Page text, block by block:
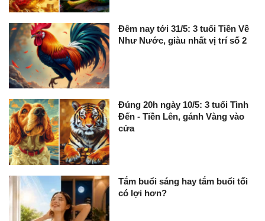
Đêm nay tới 31/5: 3 tuổi Tiền Về
Như Nước, giàu nhất vị trí số 2
Đúng 20h ngày 10/5: 3 tuổi Tình
Đến - Tiền Lên, gánh Vàng vào
cửa
Tắm buổi sáng hay tắm buổi tối
có lợi hơn?